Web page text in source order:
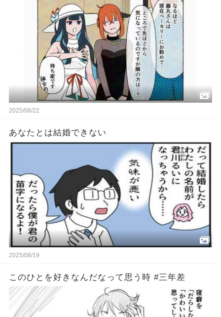
2025/08/22
あなたとは結婚できない
2025/08/19
このひとを好きなんだなって思う時 #三年差